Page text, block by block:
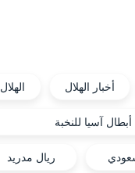
أخبار الهلال الهلال
آسيا للنخبة
ريال مدريد